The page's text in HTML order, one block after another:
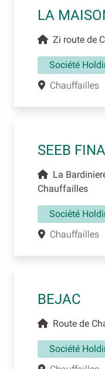
LA
Zi route de
Société
Chauffailles
SEEB
La
Chauffailles
Société
Chauffailles
BEJAC
Route de
Société